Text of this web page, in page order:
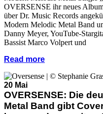
OVERSENSE ihr neues
über Dr. Music Records
Modern Melodic Metal Band
Danny Meyer, YouTube-
Bassist Marco Volpert und
Read more
20 Mai
OVERSENSE: Die
Metal Band gibt